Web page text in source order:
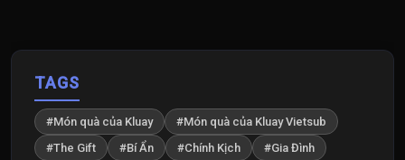
TAGS
#Món quà của Kluay
#Món quà của Kluay Vietsub
#The Gift
#Bí Ẩn #Chính Kịch #Gia Đình